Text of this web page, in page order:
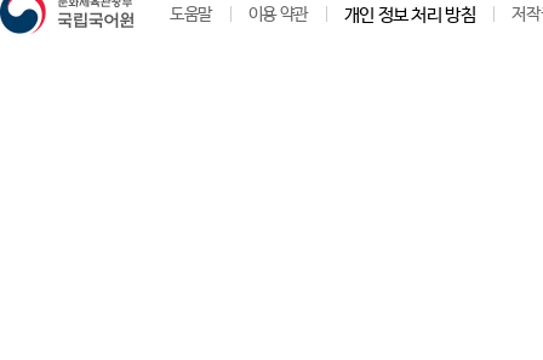
도움말 이용 약관 개인 정보 처리 방침 저